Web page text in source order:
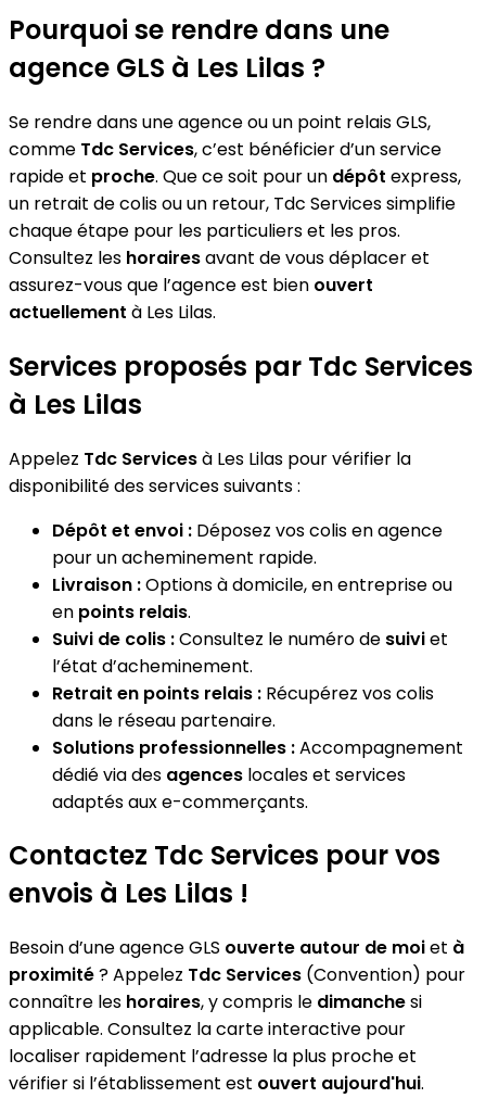
Pourquoi se rendre dans une
agence GLS à Les Lilas ?
Se rendre dans une agence ou un point relais GLS,
comme Tdc Services, c’est bénéficier d’un service
rapide et proche. Que ce soit pour un dépôt express,
un retrait de colis ou un retour, Tdc Services simplifie
chaque étape pour les particuliers et les pros.
Consultez les horairesavant de vous déplacer et
assurez-vous que l’agence est bien ouvert
actuellement à Les Lilas.
Services proposés par Tdc Services
à Les Lilas
Appelez Tdc Servicesà Les Lilas pour vérifier la
disponibilité des services suivants :
Dépôt et envoi : Déposez vos colis en agence
pour un acheminement rapide.
Livraison :Options à domicile, en entreprise ou
en points relais.
Suivi de colis :Consultez le numéro de suiviet
l’état d’acheminement.
Retrait en points relais : Récupérez vos colis
dans le réseau partenaire.
Solutions professionnelles :Accompagnement
dédié via des agences locales et services
adaptés aux e-commerçants.
Contactez Tdc Services pour vos
envois à Les Lilas !
Besoin d’une agence GLS ouverte autour de moiet à
proximité? Appelez Tdc Services (Convention) pour
connaître les horaires, y compris le dimanchesi
applicable. Consultez la carte interactive pour
localiser rapidement l’adresse la plus proche et
vérifier si l’établissement est ouvert aujourd'hui.